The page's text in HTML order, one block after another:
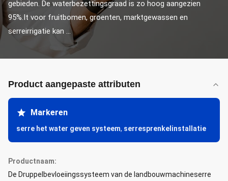
gebieden. De waterbezettingsgraad is zo hoog aangezien
95%.It voor fruitbomen, groenten, marktgewassen en
serreirrigatie kan ...
Product aangepaste attributen
Markeren
serre het water geven systeem, serresprenkelinstallatie
Productnaam:
De Druppelbevloeiingssysteem van de landbouwmachineserre